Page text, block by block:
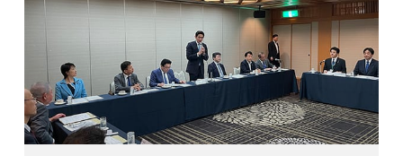
衆議院議員
西村 康稔 小林 鷹之
参議院議員
有村 治子